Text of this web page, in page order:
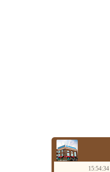
15:54:34